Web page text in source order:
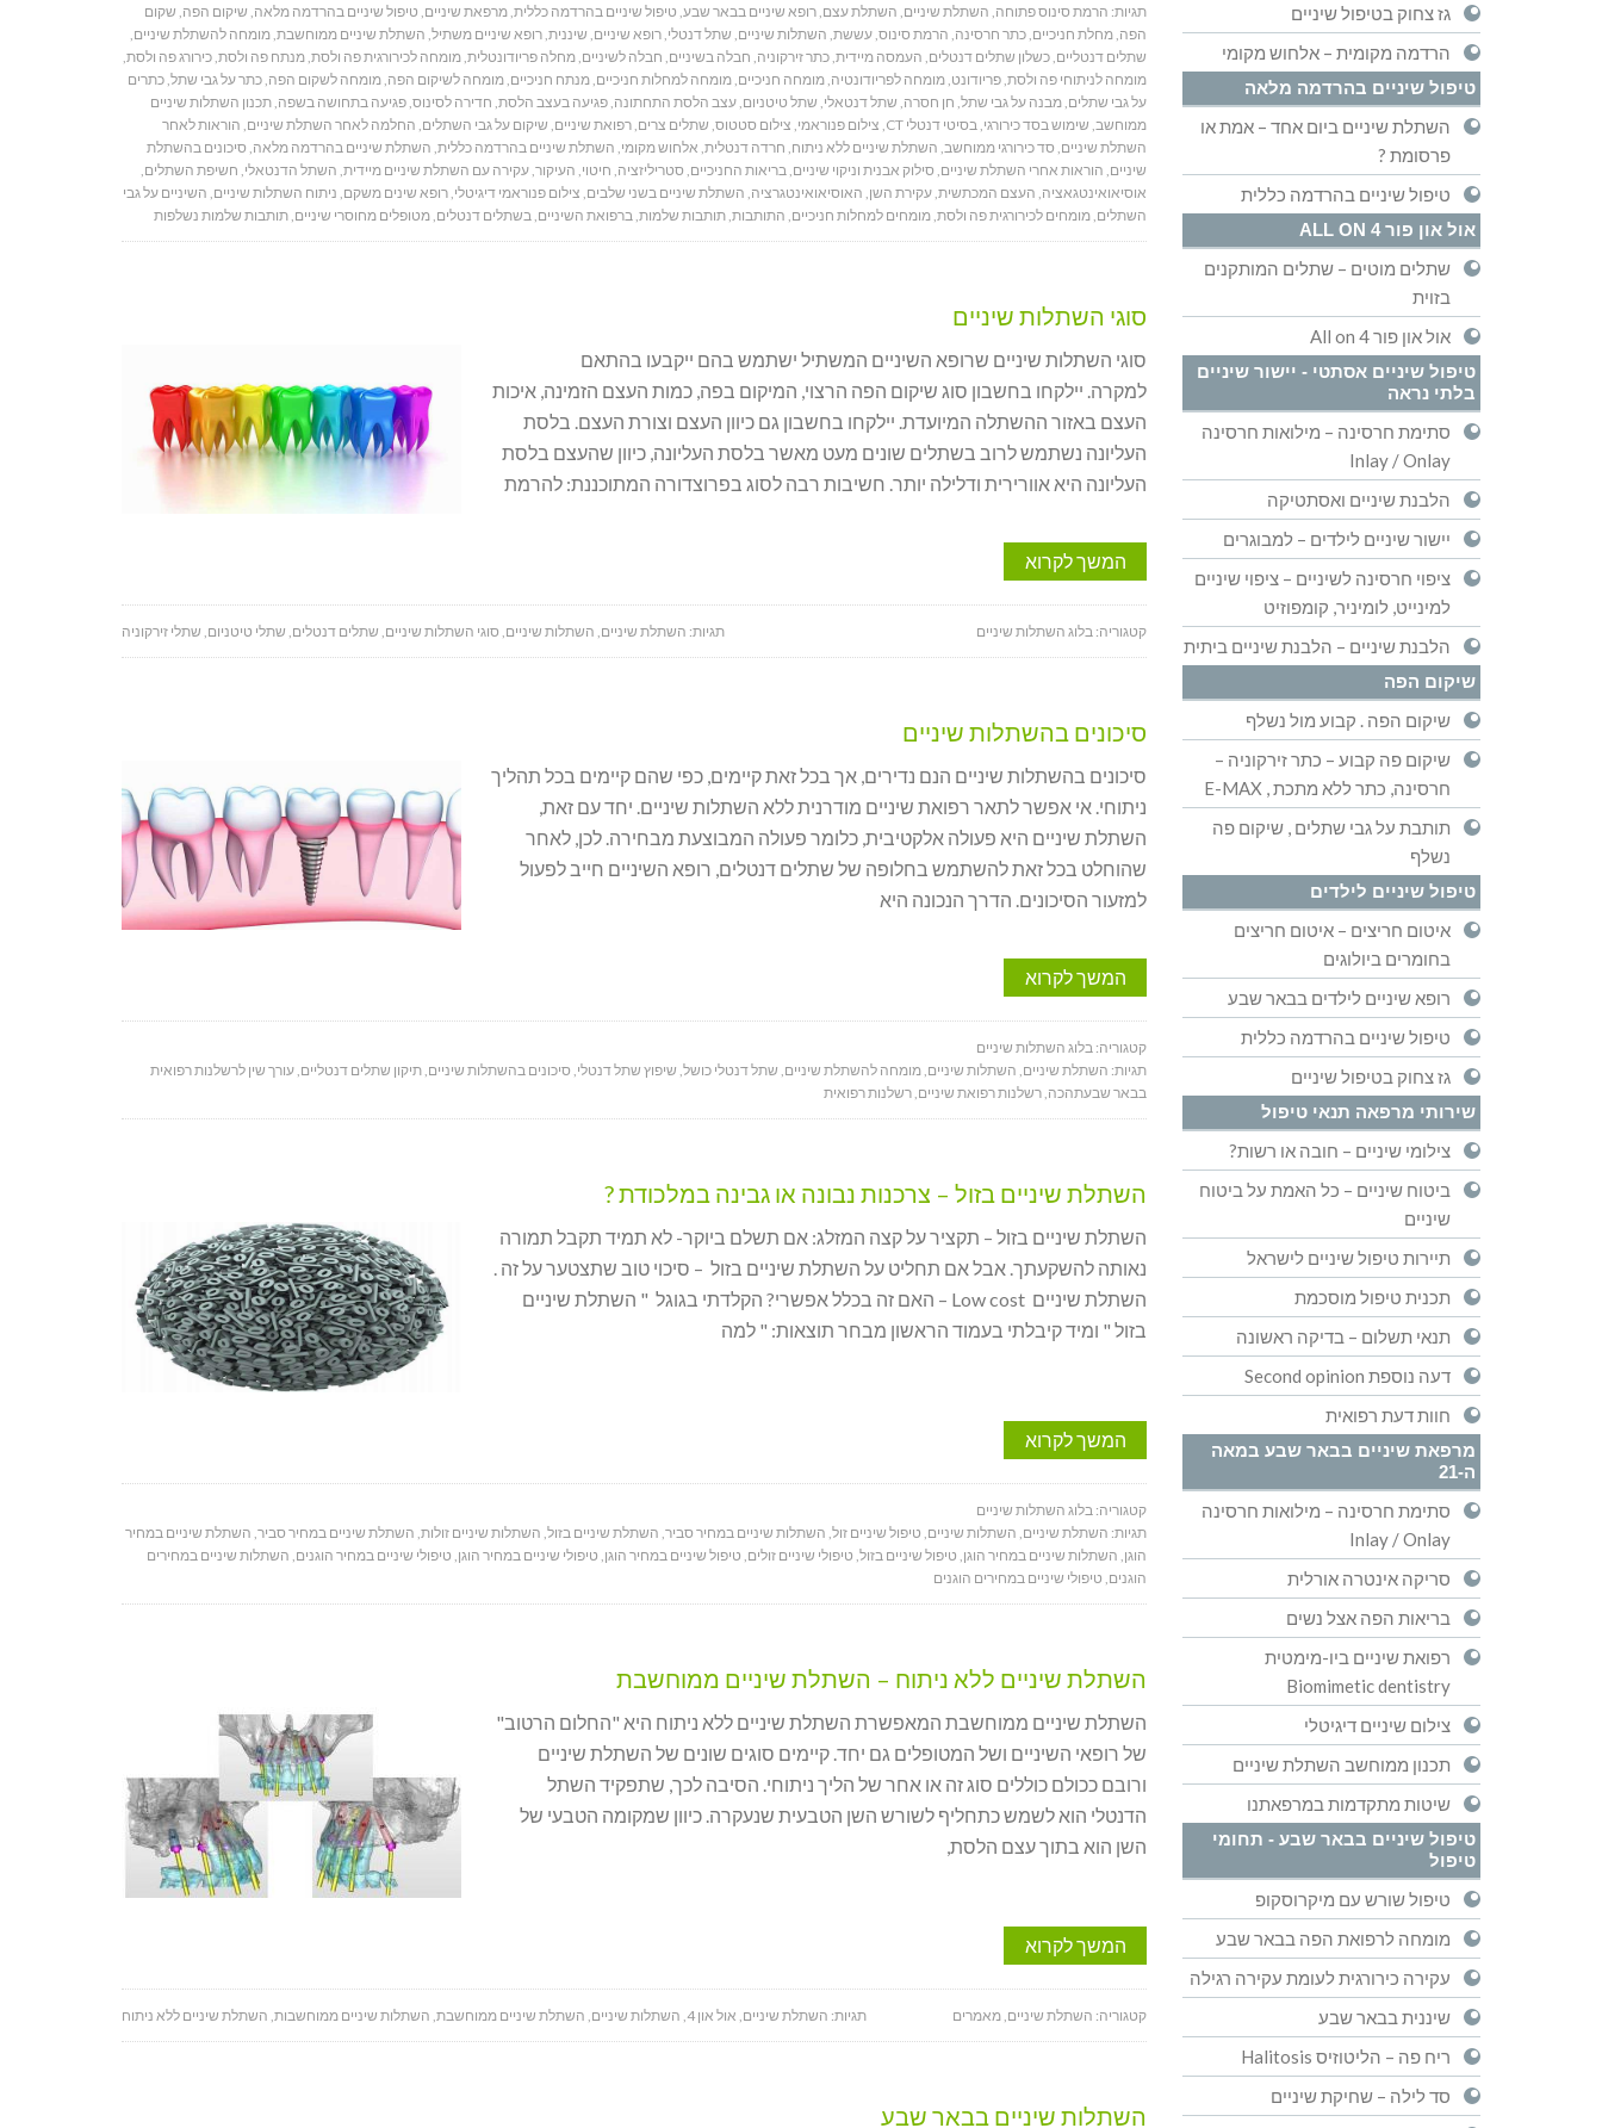
תגיות: הרמת סינוס פתוחה השתלת שיניים השתלת עצם רופא שיניים בבאר שבע טיפול שיניים בהרדמה כללית מרפאת שיניים טיפול שיניים בהרדמה מלאה שיקום הפה שקום
הפה מחלת חניכיים כתר חרסינה הרמת סינוס עששת השתלות שיניים שתל דנטלי רופא שיניים שיננית רופא שיניים משתיל השתלת שיניים ממוחשבת מומחה להשתלת שיניים
שתלים דנטליים כשלון שתלים דנטלים העמסה מיידית כתר זירקוניה חבלה בשיניים חבלה לשיניים מחלה פריודונטלית מומחה לכירורגית פה ולסת מנתח פה ולסת כירורג פה ולסת
מומחה לניתוחי פה ולסת פריודונט מומחה לפריודונטיה מומחה חניכיים מומחה למחלות חניכיים מנתח חניכיים מומחה לשיקום הפה מומחה לשקום הפה כתר על גבי שתל כתרים
על גבי שתלים מבנה על גבי שתל חן חסרה שתל דנטאלי שתל טיטניום עצב הלסת התחתונה פגיעה בעצב הלסת חדירה לסינוס פגיעה בתחושה בשפה תכנון השתלות שיניים
ממוחשב שימוש בסד כירורגי בסיטי דנטלי CT צילום פנוראמי צילום סטטוס שתלים צרים רפואת שיניים שיקום על גבי השתלים החלמה לאחר השתלת שיניים הוראות לאחר
השתלת שיניים סד כירורגי ממוחשב השתלת שיניים ללא ניתוח חרדה דנטלית אלחוש מקומי השתלת שיניים בהרדמה כללית השתלת שיניים בהרדמה מלאה סיכונים בהשתלת
שיניים הוראות אחרי השתלת שיניים סילוק אבנית וניקוי שיניים בריאות החניכיים סטריליזציה חיטוי העיקור עקירה עם השתלת שיניים מיידית השתל הדנטאלי חשיפת השתלים
אוסיאואינטגאציה העצם המכתשית עקירת השן האוסיאואינטגרציה השתלת שיניים בשני שלבים צילום פנוראמי דיגיטלי רופא שינים משקם ניתוח השתלות שיניים השיניים על גבי
השתלים מומחים לכירורגית פה ולסת מומחים למחלות חניכיים התותבות תותבות שלמות ברפואת השיניים בשתלים דנטלים מטופלים מחוסרי שיניים תותבות שלמות נשלפות
סוגי השתלות שיניים
סוגי השתלות שיניים שרופא השיניים המשתיל ישתמש בהם ייקבעו בהתאם
למקרה. יילקחו בחשבון סוג שיקום הפה הרצוי, המיקום בפה, כמות העצם הזמינה, איכות
העצם באזור ההשתלה המיועדת. יילקחו בחשבון גם כיוון העצם וצורת העצם. בלסת
העליונה נשתמש לרוב בשתלים שונים מעט מאשר בלסת העליונה, כיוון שהעצם בלסת
העליונה היא אוורירית ודלילה יותר. חשיבות רבה לסוג בפרוצדורה המתוכננת: להרמת
המשך לקרוא
קטגוריה: בלוג השתלות שיניים תגיות: השתלת שיניים השתלות שיניים סוגי השתלות שיניים שתלים דנטלים שתלי טיטניום שתלי זירקוניה
סיכונים בהשתלות שיניים
סיכונים בהשתלות שיניים הנם נדירים, אך בכל זאת קיימים, כפי שהם קיימים בכל תהליך
ניתוחי. אי אפשר לתאר רפואת שיניים מודרנית ללא השתלות שיניים. יחד עם זאת,
השתלת שיניים היא פעולה אלקטיבית, כלומר פעולה המבוצעת מבחירה. לכן, לאחר
שהוחלט בכל זאת להשתמש בחלופה של שתלים דנטלים, רופא השיניים חייב לפעול
למזעור הסיכונים. הדרך הנכונה היא
המשך לקרוא
קטגוריה: בלוג השתלות שיניים
תגיות: השתלת שיניים, השתלות שיניים,מומחה להשתלת שיניים, שתל דנטלי כושל, שיפוץ שתל דנטלי, סיכונים בהשתלות שיניים,תיקון שתלים דנטליים,עורך שין לרשלנות רפואית
בבאר שבעתהכה,רשלנות רפואת שיניים,רשלנות רפואית
השתלת שיניים בזול – צרכנות נבונה או גבינה במלכודת ?
השתלת שיניים בזול – תקציר על קצה המזלג: אם תשלם ביוקר- לא תמיד תקבל תמורה
נאותה להשקעתך. אבל אם תחליט על השתלת שיניים בזול – סיכוי טוב שתצטער על זה .
השתלת שיניים Low cost – האם זה בכלל אפשרי? הקלדתי בגוגל " השתלת שיניים
בזול " ומיד קיבלתי בעמוד הראשון מבחר תוצאות: " למה
המשך לקרוא
קטגוריה: בלוג השתלות שיניים
תגיות: השתלת שיניים השתלות שיניים טיפול שיניים זול השתלות שיניים במחיר סביר השתלת שיניים בזול השתלות שיניים זולות השתלת שיניים במחיר סביר השתלת שיניים במחיר
הוגן השתלות שיניים במחיר הוגן טיפול שיניים בזול טיפולי שיניים זולים טיפול שיניים במחיר הוגן טיפולי שיניים במחיר הוגן טיפולי שיניים במחיר הוגנים השתלות שיניים במחירים
הוגנים טיפולי שיניים במחירים הוגנים
השתלת שיניים ללא ניתוח – השתלת שיניים ממוחשבת
השתלת שיניים ממוחשבת המאפשרת השתלת שיניים ללא ניתוח היא "החלום הרטוב"
של רופאי השיניים ושל המטופלים גם יחד. קיימים סוגים שונים של השתלת שיניים
ורובם ככולם כוללים סוג זה או אחר של הליך ניתוחי. הסיבה לכך, שתפקיד השתל
הדנטלי הוא לשמש כתחליף לשורש השן הטבעית שנעקרה. כיוון שמקומה הטבעי של
השן הוא בתוך עצם הלסת,
המשך לקרוא
קטגוריה: השתלת שיניים מאמרים תגיות: השתלת שיניים אול און 4 השתלות שיניים השתלת שיניים ממוחשבת השתלות שיניים ממוחשבות השתלת שיניים ללא ניתוח
השתלות שיניים בבאר שבע
גז צחוק בטיפול שיניים
הרדמה מקומית – אלחוש מקומי
טיפול שיניים בהרדמה מלאה
השתלת שיניים ביום אחד – אמת או
פרסומת ?
טיפול שיניים בהרדמה כללית
אול און פור ALL ON 4
שתלים מוטים – שתלים המותקנים
בזוית
אול און פור All on 4
טיפול שיניים אסתטי - יישור שיניים
בלתי נראה
סתימת חרסינה – מילואות חרסינה
Inlay / Onlay
הלבנת שיניים ואסתטיקה
יישור שיניים לילדים – למבוגרים
ציפוי חרסינה לשיניים – ציפוי שיניים
למינייט, לומיניר, קומפוזיט
הלבנת שיניים – הלבנת שיניים ביתית
שיקום הפה
שיקום הפה . קבוע מול נשלף
שיקום פה קבוע – כתר זירקוניה –
חרסינה, כתר ללא מתכת , E-MAX
תותבת על גבי שתלים , שיקום פה
נשלף
טיפול שיניים לילדים
איטום חריצים – איטום חריצים
בחומרים ביולוגים
רופא שיניים לילדים בבאר שבע
טיפול שיניים בהרדמה כללית
גז צחוק בטיפול שיניים
שירותי מרפאה תנאי טיפול
צילומי שיניים – חובה או רשות?
ביטוח שיניים – כל האמת על ביטוח
שיניים
תיירות טיפול שיניים לישראל
תכנית טיפול מוסכמת
תנאי תשלום – בדיקה ראשונה
דעה נוספת Second opinion
חוות דעת רפואית
מרפאת שיניים בבאר שבע במאה
ה-21
סתימת חרסינה – מילואות חרסינה
Inlay / Onlay
סריקה אינטרה אורלית
בריאות הפה אצל נשים
רפואת שיניים ביו-מימטית
Biomimetic dentistry
צילום שיניים דיגיטלי
תכנון ממוחשב השתלת שיניים
שיטות מתקדמות במרפאתנו
טיפול שיניים בבאר שבע - תחומי
טיפול
טיפול שורש עם מיקרוסקופ
מומחה לרפואת הפה בבאר שבע
עקירה כירורגית לעומת עקירה רגילה
שיננית בבאר שבע
ריח פה – הליטוזיס Halitosis
סד לילה – שחיקת שיניים